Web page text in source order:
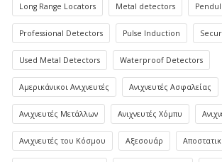
Long Range Locators Metal detectors
Professional Detectors Pulse Induction
Used Metal Detectors Waterproof Detectors
Αμερικάνικοι Ανιχνευτές Ανιχνευτές Ασφαλείας
Ανιχνευτές Μετάλλων Ανιχνευτές Χόμπυ
Ανιχνευτές του Κόσμου Αξεσουάρ